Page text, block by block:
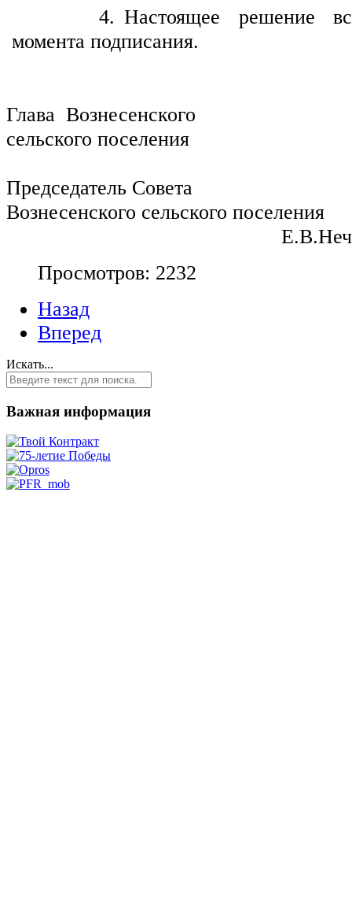
момента подписания.
Глава  Вознесенского
сельского поселения
Председатель Совета
Вознесенского сельского поселения
Просмотров: 2232
Назад
Вперед
Искать...
Важная информация